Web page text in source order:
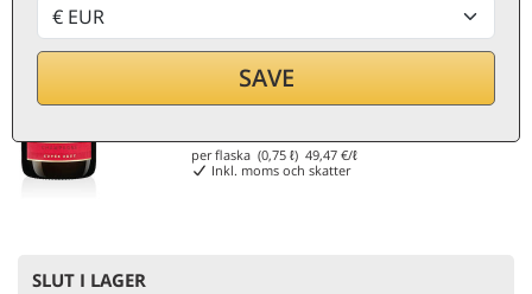
SAVE
37,10€
per flaska (0,75 ℓ)49,47 €/ℓ
Inkl. moms och skatter
SLUT I LAGER